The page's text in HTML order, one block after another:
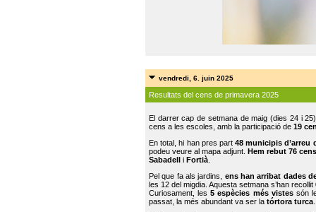
vendredi, 6. juin 2025
Resultats del cens de primavera 2025
El darrer cap de setmana de maig (dies 24 i
cens a les escoles, amb la participació de 19
En total, hi han pres part48 municipis d’arreu
podeu veure al mapa adjunt. Hem rebut 76
Sabadell i Fortià
Pel que fa als jardins, ens han arribat dades
les 12 del migdia. Aquesta setmana s’han recollit
Curiosament, les5 espècies més vistessón
passat, la més abundant va ser la tórtora turca